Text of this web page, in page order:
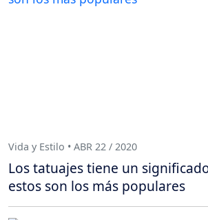
Vida y Estilo • ABR 22 / 2020
Los tatuajes tiene un
estos son los más populares